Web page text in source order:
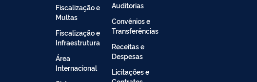
Fiscalização e
Multas
Fiscalização e
Infraestrutura
Área
Internacional
Auditorias
Convênios e
Transferências
Receitas e
Despesas
Licitações e